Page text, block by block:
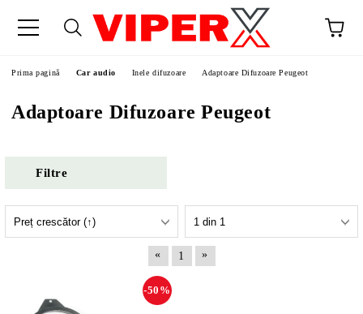
Prima pagină Car audio Inele difuzoare Adaptoare Difuzoare Peugeot
Adaptoare Difuzoare Peugeot
Filtre
« 1 »
-50%